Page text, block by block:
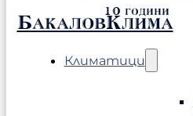
БакаловКлима
Климатици